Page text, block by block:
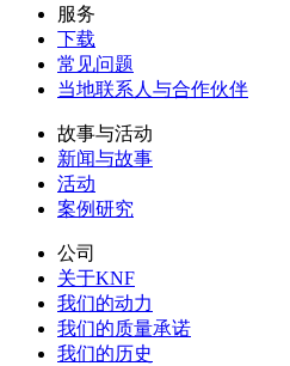
服务
下载
常见问题
当地联系人与合作伙伴
故事与活动
新闻与故事
活动
案例研究
公司
关于KNF
我们的动力
我们的质量承诺
我们的历史